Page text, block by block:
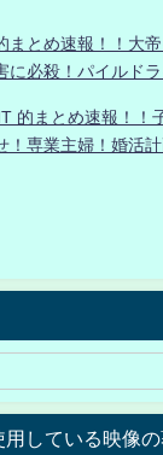
まとめ速報！！大
に必殺！パイルド
的まとめ速報！！
！専業主婦！婚活
している映像